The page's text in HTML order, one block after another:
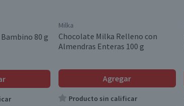
80 g
Milka
Chocolate Milka Relleno con
Almendras Enteras 100 g
Agregar
Producto sin calificar